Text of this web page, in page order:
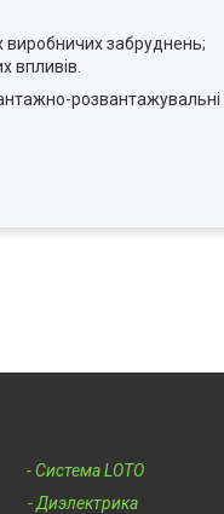
виробничих забруднень;
впливів.
розвантажувальні
- Система LOTO
- Диэлектрика